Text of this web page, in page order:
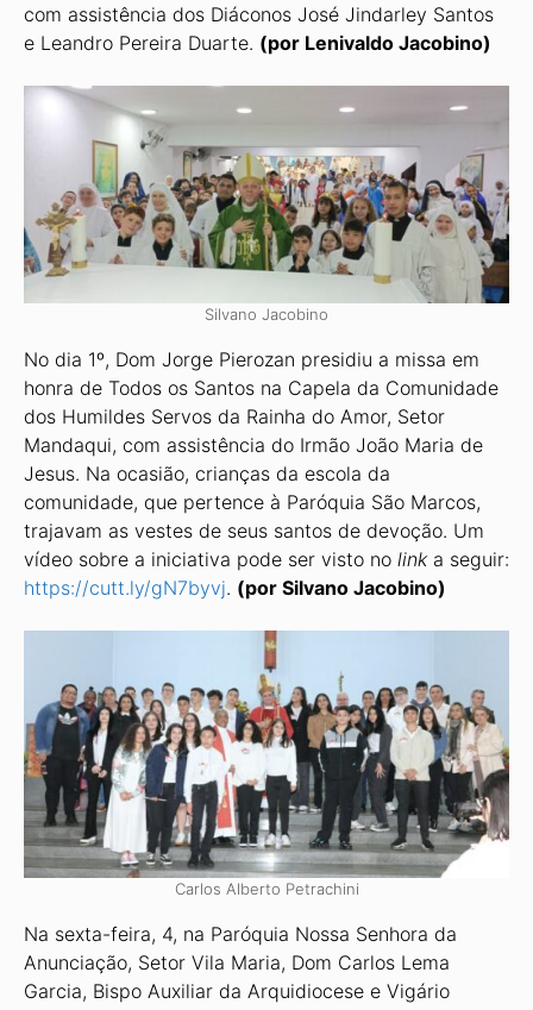
com assistência dos Diáconos José Jindarley Santos
e Leandro Pereira Duarte. (por Lenivaldo Jacobino)
Silvano Jacobino
No dia 1º, Dom Jorge Pierozan presidiu a missa em
honra de Todos os Santos na Capela da Comunidade
dos Humildes Servos da Rainha do Amor, Setor
Mandaqui, com assistência do Irmão João Maria de
Jesus. Na ocasião, crianças da escola da
comunidade, que pertence à Paróquia São Marcos,
trajavam as vestes de seus santos de devoção. Um
vídeo sobre a iniciativa pode ser visto no link a seguir:
https://cutt.ly/gN7byvj. (por Silvano Jacobino)
Carlos Alberto Petrachini
Na sexta-feira, 4, na Paróquia Nossa Senhora da
Anunciação, Setor Vila Maria, Dom Carlos Lema
Garcia, Bispo Auxiliar da Arquidiocese e Vigário